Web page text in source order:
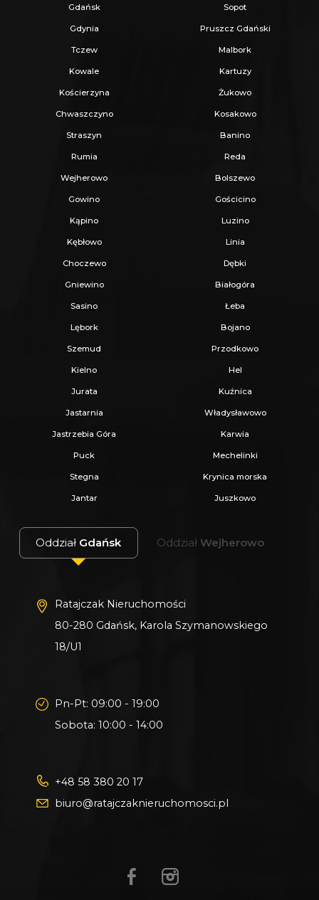
Gdańsk Sopot
Gdynia Pruszcz Gdański
Tczew Malbork
Kowale Kartuzy
Kościerzyna Żukowo
Chwaszczyno Kosakowo
Straszyn Banino
Rumia Reda
Wejherowo Bolszewo
Gowino Gościcino
Kąpino Luzino
Kębłowo Linia
Choczewo Dębki
Gniewino Białogóra
Sasino Łeba
Lębork Bojano
Szemud Przodkowo
Kielno Hel
Jurata Kuźnica
Jastarnia Władysławowo
Jastrzebia Góra Karwia
Puck Mechelinki
Stegna Krynica morska
Jantar Juszkowo
Oddział Gdańsk Oddział Wejherowo
Ratajczak Nieruchomości
80-280 Gdańsk, Karola Szymanowskiego
18/U1
Pn-Pt: 09:00 - 19:00
Sobota: 10:00 - 14:00
+48 58 380 20 17
biuro@ratajczaknieruchomosci.pl